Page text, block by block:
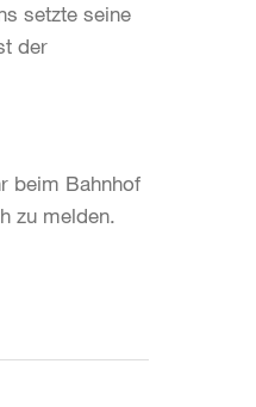
setzte seine
der
beim Bahnhof
zu melden.